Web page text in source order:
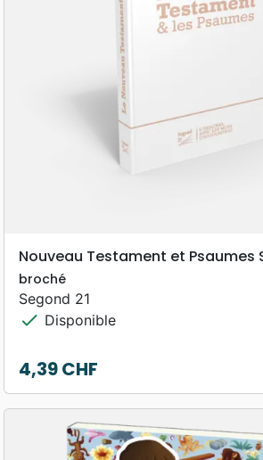
Nouveau Testament et Psaumes
broché
Segond 21
check Disponible
Prix
4,39 CHF